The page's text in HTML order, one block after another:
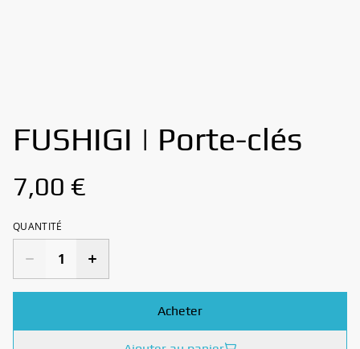
FUSHIGI | Porte-clés
7,00 €
QUANTITÉ
Acheter